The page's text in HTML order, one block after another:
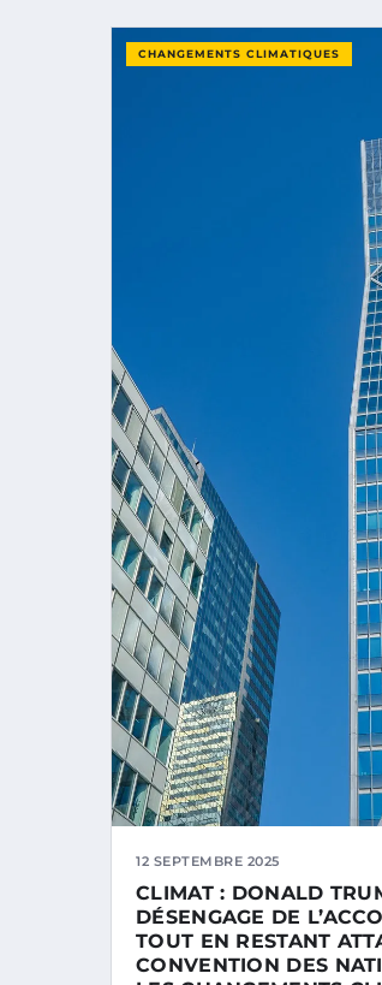
CHANGEMENTS CLIMATIQUES
12 SEPTEMBRE 2025
CLIMAT : DONALD
DÉSENGAGE DE
TOUT EN RESTANT
CONVENTION DES